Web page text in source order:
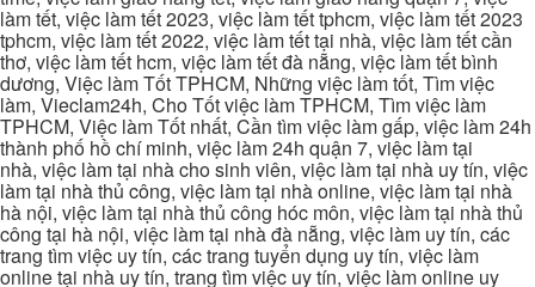
làm tết, việc làm tết 2023, việc làm tết tphcm, việc làm tết 2023
tphcm, việc làm tết 2022, việc làm tết tại nhà, việc làm tết cần
thơ, việc làm tết hcm, việc làm tết đà nẵng, việc làm tết bình
dương, Việc làm Tốt TPHCM, Những việc làm tốt, Tìm việc
làm, Vieclam24h, Cho Tốt việc làm TPHCM, Tìm việc làm
TPHCM, Việc làm Tốt nhất, Cần tìm việc làm gấp, việc làm 24h
thành phố hồ chí minh, việc làm 24h quận 7, việc làm tại
nhà, việc làm tại nhà cho sinh viên, việc làm tại nhà uy tín, việc
làm tại nhà thủ công, việc làm tại nhà online, việc làm tại nhà
hà nội, việc làm tại nhà thủ công hóc môn, việc làm tại nhà thủ
công tại hà nội, việc làm tại nhà đà nẵng, việc làm uy tín, các
trang tìm việc uy tín, các trang tuyển dụng uy tín, việc làm
online tại nhà uy tín, trang tìm việc uy tín, việc làm online uy